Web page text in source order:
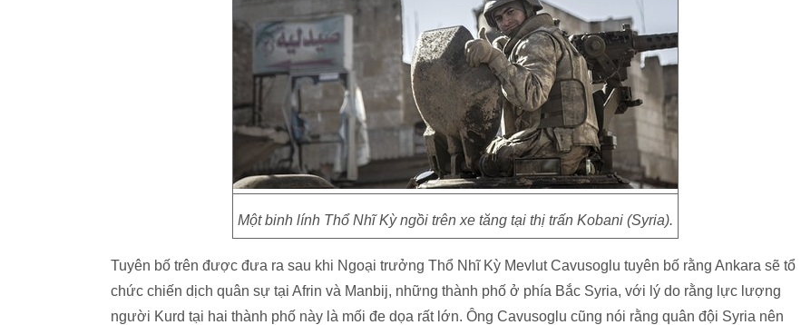
Một binh lính Thổ Nhĩ Kỳ ngồi trên xe tăng tại thị trấn Kobani (Syria).
Tuyên bố trên được đưa ra sau khi Ngoại trưởng Thổ Nhĩ Kỳ Mevlut Cavusoglu tuyên bố rằng Ankara sẽ tổ
chức chiến dịch quân sự tại Afrin và Manbij, những thành phố ở phía Bắc Syria, với lý do rằng lực lượng
người Kurd tại hai thành phố này là mối đe dọa rất lớn. Ông Cavusoglu cũng nói rằng quân đội Syria nên